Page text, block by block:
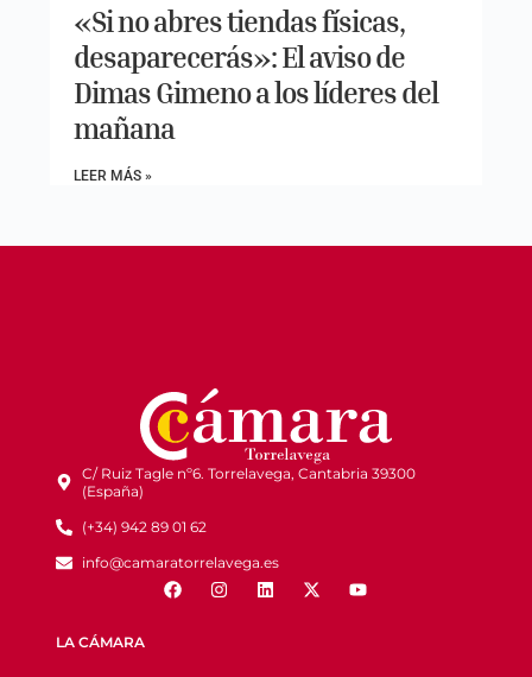
«Si no abres tiendas físicas,
desaparecerás»: El aviso de
Dimas Gimeno a los líderes del
mañana
LEER MÁS »
C/ Ruiz Tagle nº6. Torrelavega, Cantabria 39300
(España)
(+34) 942 89 01 62
info@camaratorrelavega.es
LA CÁMARA